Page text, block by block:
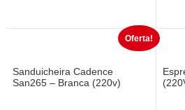
Oferta!
Sanduicheira Cadence
San265 – Branca (220v)